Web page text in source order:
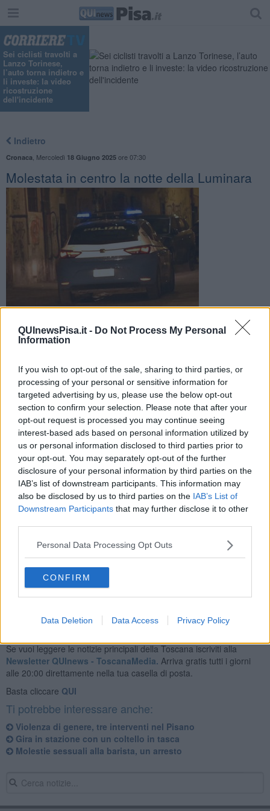
QUInewsPisa.it - Do Not Process My Personal
Information
If you wish to opt-out of the sale, sharing to third parties, or
processing of your personal or sensitive information for
targeted advertising by us, please use the below opt-out
section to confirm your selection. Please note that after your
opt-out request is processed you may continue seeing
interest-based ads based on personal information utilized by
us or personal information disclosed to third parties prior to
your opt-out. You may separately opt-out of the further
disclosure of your personal information by third parties on the
IAB’s list of downstream participants. This information may
also be disclosed by us to third parties on the IAB’s List of
Downstream Participants that may further disclose it to other
Personal Data Processing Opt Outs
CONFIRM
Data Deletion Data Access Privacy Policy
Sei ciclisti travolti a
Lanzo Torinese,
l’auto torna indietro e
li investe: la video
ricostruzione
dell'incidente
Indietro
Cronaca Mercoledì 18 Giugno 2025ore 07:30
Molestata in centro la notte della Luminara
L'episodio sarebbe avvenuto in piazza delle Vettovaglie. Al
PISA —Molestata nel cuore della movida la notte della Luminara.
Vittima dell'episodio, avvenuto intorno alle 3,30 in piazza delle
Vettovaglie, una ragazza.
In attesa della denuncia formale da parte della giovane, la polizia
ha avviato le indagini volte ad identificare l'uomo autore delle
molestie.
Al vaglio delle forze dell'ordine ci sarebbero alcune testimonianze e
le immagini registrate dalle telecamere di sorveglianza della zona.
Se vuoi leggere le notizie principali della Toscana iscriviti alla
Newsletter QUInews - ToscanaMedia. Arriva gratis tutti i giorni
alle 20:00 direttamente nella tua casella di posta.
Basta cliccare QUI
Ti potrebbe interessare anche:
Violenza di genere, tre interventi nel Pisano
Gira in stazione con un coltello in tasca
Molestie sessuali alla barista, un arresto